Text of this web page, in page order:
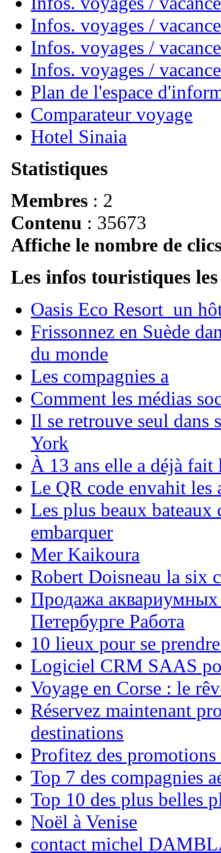
Infos. voyages /
Infos. voyages /
Infos. voyages /
Plan de l'espace
Comparateur voyage
Hotel Sinaia
Statistiques
Membres : 2
Contenu : 35673
Affiche le nombre de
Les infos touristiques
Oasis Eco Resort un
Frissonnez en Suède
du monde
Les compagnies a
Comment les médias
Il se retrouve seul dans
York
À 13 ans elle a déjà
Le QR code envahit les
Les plus beaux bateaux
embarquer
Mer Kaikoura
Robert Doisneau la six
Продажа аквариумных
Петербурге Работа
10 lieux pour se
Logiciel CRM SAAS
Voyage en Corse : le
Réservez maintenant
destinations
Profitez des
Top 7 des compagnies
Top 10 des plus belles
Noël à Venise
contact michel